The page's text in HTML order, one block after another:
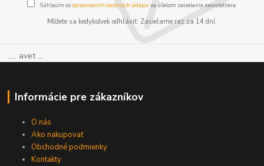
Súhlasím sospracovaním osobných údajov za účelom zasielania newslettera.
Môžete sa kedykoľvek odhlásiť. Zasielame raz za 14 dní.
..... avet ...
Informácie pre zákazníkov
O nás
Ako nakupovať
Obchodné podmienky
Kontakty